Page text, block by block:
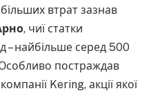
втрат зазнав
, чиї статки
– найбільше серед 500
постраждав
Kering, акції якої